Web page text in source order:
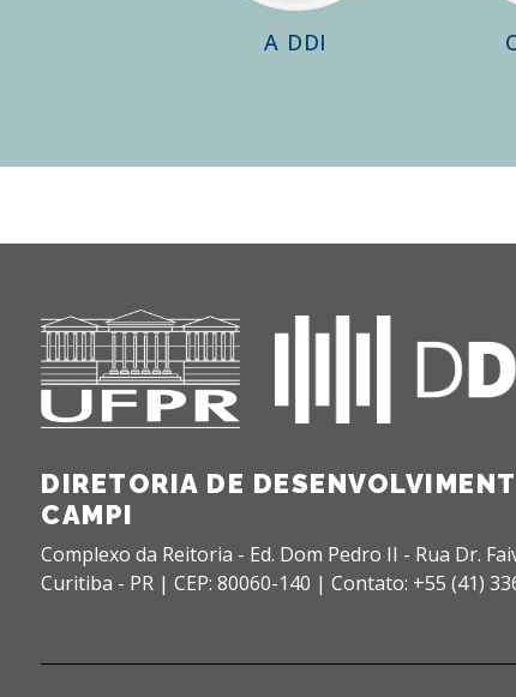
A DDI
DIRETORIA DE
CAMPI
Complexo da Reitoria - Ed. Dom Pedro II - Rua Dr.
Curitiba - PR | CEP: 80060-140 | Contato: +55 (41)